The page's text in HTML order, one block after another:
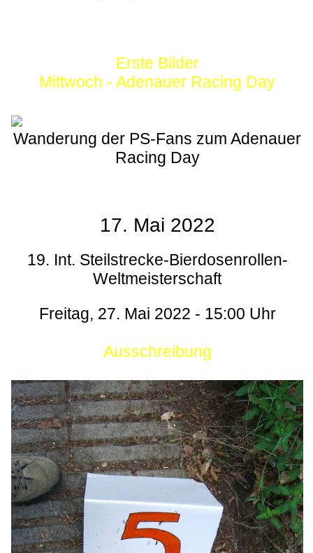
Erste Bilder
Mittwoch - Adenauer Racing Day
Wanderung der PS-Fans zum Adenauer
Racing Day
17. Mai 2022
19. Int. Steilstrecke-Bierdosenrollen-
Weltmeisterschaft
Freitag, 27. Mai 2022 - 15:00 Uhr
Ausschreibung